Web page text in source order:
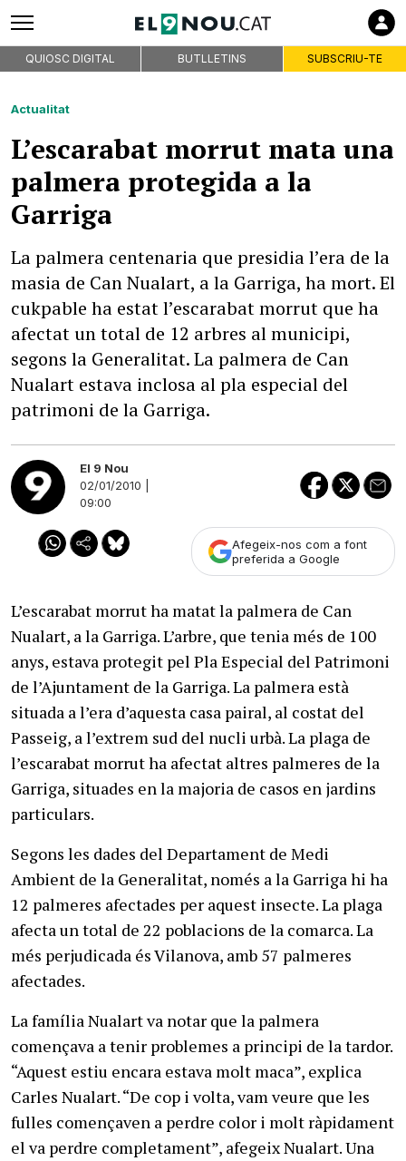
QUIOSC DIGITAL BUTLLETINS SUBSCRIU-TE
Actualitat
L’escarabat morrut mata una
palmera protegida a la
Garriga
La palmera centenaria que presidia l’era de la
masia de Can Nualart, a la Garriga, ha mort. El
cukpable ha estat l’escarabat morrut que ha
afectat un total de 12 arbres al municipi,
segons la Generalitat. La palmera de Can
Nualart estava inclosa al pla especial del
patrimoni de la Garriga.
El 9 Nou
02/01/2010 |
09:00
Afegeix-nos com a font
preferida a Google
L’escarabat morrut ha matat la palmera de Can
Nualart, a la Garriga. L’arbre, que tenia més de 100
anys, estava protegit pel Pla Especial del Patrimoni
de l’Ajuntament de la Garriga. La palmera està
situada a l’era d’aquesta casa pairal, al costat del
Passeig, a l’extrem sud del nucli urbà. La plaga de
l’escarabat morrut ha afectat altres palmeres de la
Garriga, situades en la majoria de casos en jardins
particulars.
Segons les dades del Departament de Medi
Ambient de la Generalitat, només a la Garriga hi ha
12 palmeres afectades per aquest insecte. La plaga
afecta un total de 22 poblacions de la comarca. La
més perjudicada és Vilanova, amb 57 palmeres
afectades.
La família Nualart va notar que la palmera
començava a tenir problemes a principi de la tardor.
“Aquest estiu encara estava molt maca”, explica
Carles Nualart. “De cop i volta, vam veure que les
fulles començaven a perdre color i molt ràpidament
el va perdre completament”, afegeix Nualart. Una